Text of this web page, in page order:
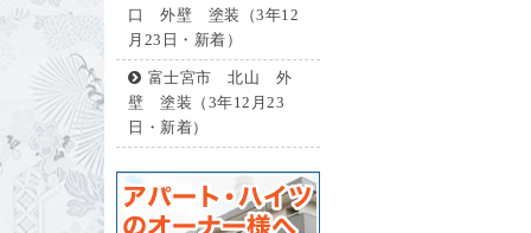
口 外壁 塗装（3年12
月23日・新着）
富士宮市 北山 外
壁 塗装（3年12月23
日・新着）